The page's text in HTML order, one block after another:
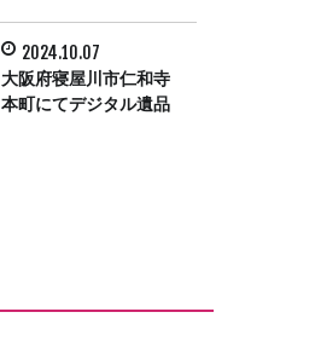
2024.10.07
大阪府寝屋川市仁和寺
本町にてデジタル遺品